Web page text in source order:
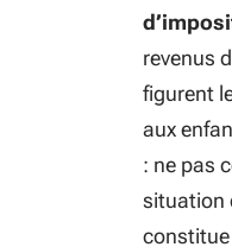
revenus
figurent
aux
: ne pas
situation